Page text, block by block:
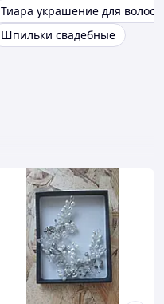
Тиара украшение для волос
Шпильки свадебные